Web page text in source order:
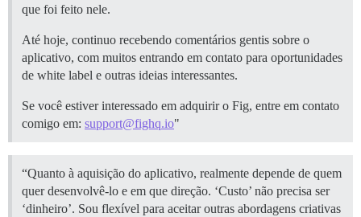
que foi feito nele.
Até hoje, continuo recebendo comentários gentis sobre o
aplicativo, com muitos entrando em contato para oportunidades
de white label e outras ideias interessantes.
Se você estiver interessado em adquirir o Fig, entre em contato
comigo em: support@fighq.io"
“Quanto à aquisição do aplicativo, realmente depende de quem
quer desenvolvê-lo e em que direção. ‘Custo’ não precisa ser
‘dinheiro’. Sou flexível para aceitar outras abordagens criativas